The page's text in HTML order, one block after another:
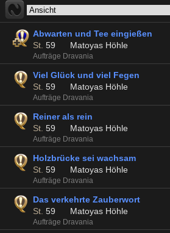
Abwarten und Tee eingießen
St. 59 Matoyas Höhle
Aufträge Dravania
Viel Glück und viel Fegen
St. 59 Matoyas Höhle
Aufträge Dravania
Reiner als rein
St. 59 Matoyas Höhle
Aufträge Dravania
Holzbrücke sei wachsam
St. 59 Matoyas Höhle
Aufträge Dravania
Das verkehrte Zauberwort
St. 59 Matoyas Höhle
Aufträge Dravania